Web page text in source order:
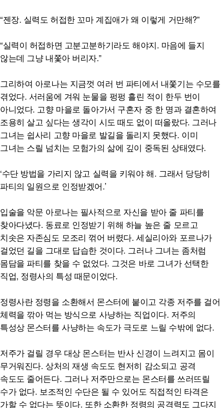
“젠장. 실력도 허접한 꼬마 계집애가 왜 이렇게 거만해?”
“실력이 허접하면 고분고분하기라도 해야지. 마음에 들지
않는데 그냥 내쫓아 버리자.”
그리하여 아로나는 지금껏 여러 번 파티에서 내쫓기는 수모를
겪었다. 서러움에 겨워 눈물을 펑펑 흘린 적이 한두 번이
아니었다. 고향 마을로 돌아가서 구혼자 중 한 명과 결혼하여
조용히 살고 싶다는 생각이 시도 때도 없이 떠올랐다. 그러나
그녀는 쉽사리 고향 마을로 발길을 돌리지 못했다. 이미
그녀는 스릴 넘치는 모험가의 삶에 깊이 중독된 상태였다.
‘수단 방법을 가리지 않고 실력을 키워야 해. 그래서 당당히
파티의 일원으로 인정받겠어.’
입술을 악문 아로나는 필사적으로 자신을 받아 줄 파티를
찾아다녔다. 동료로 인정받기 위해 하늘 높은 줄 모르고
치솟은 자존심도 모조리 꺾어 버렸다. 세실리아와 포르나가
걸었던 길을 그대로 답습한 것이다. 그러나 그녀는 좀처럼
몸담을 파티를 찾을 수 없었다. 그것은 바로 그녀가 선택한
직업, 정령사의 특성 때문이었다.
정령사란 정령을 소환해서 몬스터에 붙이고 각종 저주를 걸어
체력을 깎아 먹는 방식으로 사냥하는 직업이다. 저주의
특성상 몬스터를 사냥하는 속도가 극도로 느릴 수밖에 없다.
저주가 걸릴 경우 대상 몬스터는 반사 신경이 느려지고 몸이
무거워진다. 상처의 재생 속도도 현저히 감소되고 공격
속도도 줄어든다. 그러나 저주만으로는 몬스터를 쓰러뜨릴
수가 없다. 보조적인 수단은 될 수 있어도 직접적인 타격은
가할 수 없다는 뜻이다. 또한 소환한 정령의 공격력도 그다지